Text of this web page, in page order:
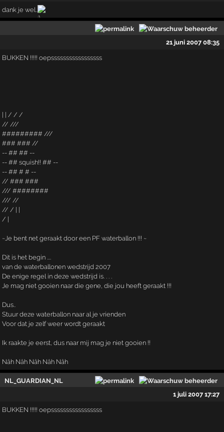
dank je wel..
21 juni 2007 08:35
BUKKEN !!!!! oepsssssssssssssssss
| | / / /
// ///
######### ///
### ### //
-- ## ## --
-- ## squish!! ## --
-- ## # # --
// ### ###
/// ########
/// //
// / | |
/ |
~Je bent net geraakt door een PF waterballon !!! ~ ­­
Dit is het begin ....
van de waterballonen wedstrijd 2007
De enige regel in deze wedstrijd is. . . .
Je mag niet gooien naar die gene, die jou heeft geraakt !!!
Dus..
Stuur deze waterballon naar al je vrienden
Voor dat je zelf weer wordt geraakt
Ik raakte je eerst, dus naar mij mag je niet gooien !!
Nâh Nâh Nâh Nâh Nâh ­­
NL_GUARDIAN_NL
1 juli 2007 17:27
BUKKEN !!!!! oepsssssssssssssssss